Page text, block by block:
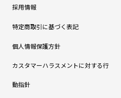
採用情報
特定商取引に基づく表記
個人情報保護方針
カスタマーハラスメントに対する行
動指針